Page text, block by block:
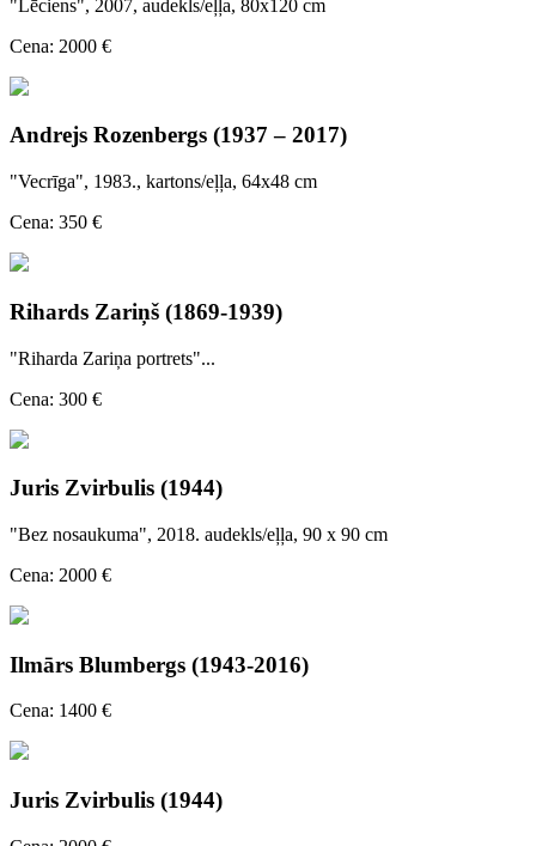
"Lēciens", 2007, audekls/eļļa, 80x120 cm
Cena: 2000 €
Andrejs Rozenbergs (1937 – 2017)
"Vecrīga", 1983., kartons/eļļa, 64x48 cm
Cena: 350 €
Rihards Zariņš (1869-1939)
"Riharda Zariņa portrets"...
Cena: 300 €
Juris Zvirbulis (1944)
"Bez nosaukuma", 2018. audekls/eļļa, 90 x 90 cm
Cena: 2000 €
Ilmārs Blumbergs (1943-2016)
Cena: 1400 €
Juris Zvirbulis (1944)